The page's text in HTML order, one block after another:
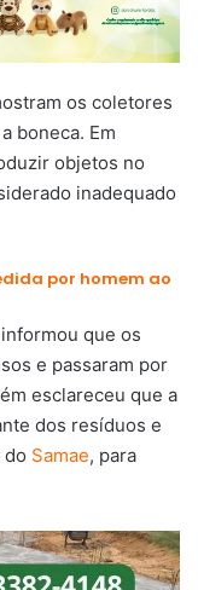
os coletores
boneca. Em
objetos no
inadequado
por homem ao
informou que os
e passaram por
esclareceu que a
dos resíduos e
do Samae, para